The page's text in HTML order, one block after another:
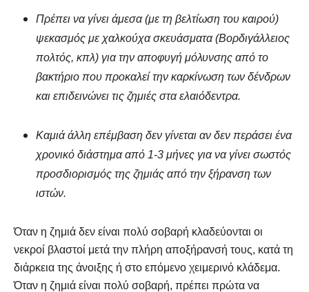
Πρέπει να γίνει άμεσα (με τη βελτίωση του καιρού)
ψεκασμός με χαλκούχα σκευάσματα (Βορδιγάλλειος
πολτός, κπλ) για την αποφυγή μόλυνσης από το
βακτήριο που προκαλεί την καρκίνωση των δένδρων
και επιδεινώνει τις ζημιές στα ελαιόδεντρα.
Καμιά άλλη επέμβαση δεν γίνεται αν δεν περάσει ένα
χρονικό διάστημα από 1-3 μήνες για να γίνει σωστός
προσδιορισμός της ζημιάς από την ξήρανση των
ιστών.
Όταν η ζημιά δεν είναι πολύ σοβαρή κλαδεύονται οι
νεκροί βλαστοί μετά την πλήρη αποξήρανσή τους, κατά τη
διάρκεια της άνοιξης ή στο επόμενο χειμερινό κλάδεμα.
Όταν η ζημιά είναι πολύ σοβαρή, πρέπει πρώτα να